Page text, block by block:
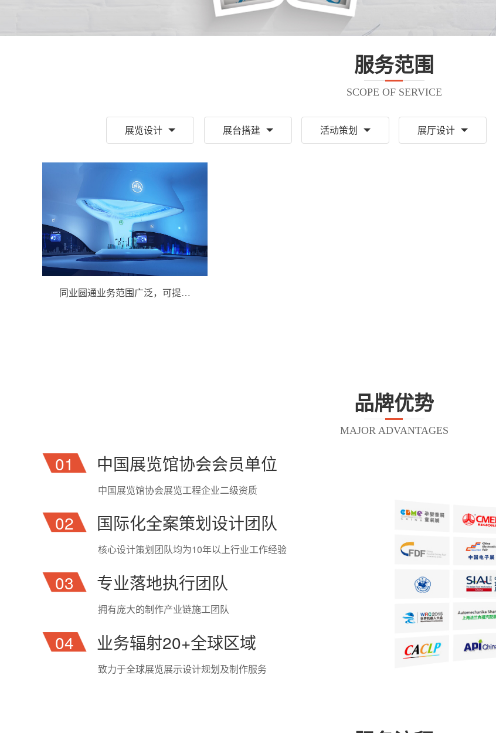
服务范围
SCOPE OF SERVICE
展览设计 展台搭建 活动策划 展厅设计
同业圆通业务范围广泛，可提…
品牌优势
MAJOR ADVANTAGES
01 中国展览馆协会会员单位
中国展览馆协会展览工程企业二级资质
02 国际化全案策划设计团队
核心设计策划团队均为10年以上行业工作经验
03 专业落地执行团队
拥有庞大的制作产业链施工团队
04 业务辐射20+全球区域
致力于全球展览展示设计规划及制作服务